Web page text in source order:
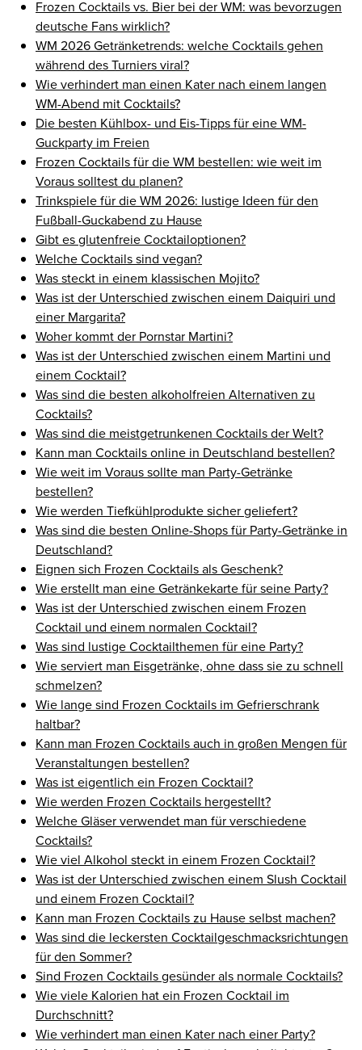
Frozen Cocktails vs. Bier bei der WM: was bevorzugen
deutsche Fans wirklich?
WM 2026 Getränketrends: welche Cocktails gehen
während des Turniers viral?
Wie verhindert man einen Kater nach einem langen
WM-Abend mit Cocktails?
Die besten Kühlbox- und Eis-Tipps für eine WM-
Guckparty im Freien
Frozen Cocktails für die WM bestellen: wie weit im
Voraus solltest du planen?
Trinkspiele für die WM 2026: lustige Ideen für den
Fußball-Guckabend zu Hause
Gibt es glutenfreie Cocktailoptionen?
Welche Cocktails sind vegan?
Was steckt in einem klassischen Mojito?
Was ist der Unterschied zwischen einem Daiquiri und
einer Margarita?
Woher kommt der Pornstar Martini?
Was ist der Unterschied zwischen einem Martini und
einem Cocktail?
Was sind die besten alkoholfreien Alternativen zu
Cocktails?
Was sind die meistgetrunkenen Cocktails der Welt?
Kann man Cocktails online in Deutschland bestellen?
Wie weit im Voraus sollte man Party-Getränke
bestellen?
Wie werden Tiefkühlprodukte sicher geliefert?
Was sind die besten Online-Shops für Party-Getränke in
Deutschland?
Eignen sich Frozen Cocktails als Geschenk?
Wie erstellt man eine Getränkekarte für seine Party?
Was ist der Unterschied zwischen einem Frozen
Cocktail und einem normalen Cocktail?
Was sind lustige Cocktailthemen für eine Party?
Wie serviert man Eisgetränke, ohne dass sie zu schnell
schmelzen?
Wie lange sind Frozen Cocktails im Gefrierschrank
haltbar?
Kann man Frozen Cocktails auch in großen Mengen für
Veranstaltungen bestellen?
Was ist eigentlich ein Frozen Cocktail?
Wie werden Frozen Cocktails hergestellt?
Welche Gläser verwendet man für verschiedene
Cocktails?
Wie viel Alkohol steckt in einem Frozen Cocktail?
Was ist der Unterschied zwischen einem Slush Cocktail
und einem Frozen Cocktail?
Kann man Frozen Cocktails zu Hause selbst machen?
Was sind die leckersten Cocktailgeschmacksrichtungen
für den Sommer?
Sind Frozen Cocktails gesünder als normale Cocktails?
Wie viele Kalorien hat ein Frozen Cocktail im
Durchschnitt?
Wie verhindert man einen Kater nach einer Party?